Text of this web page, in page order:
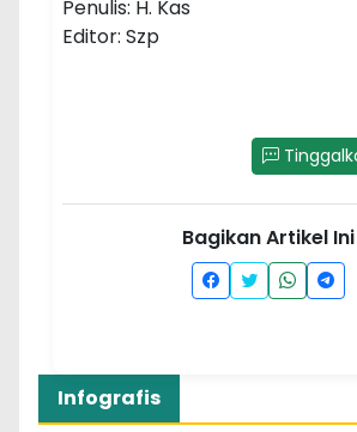
Penulis: H. Kas
Editor: Szp
Bagikan Artikel Ini
Infografis